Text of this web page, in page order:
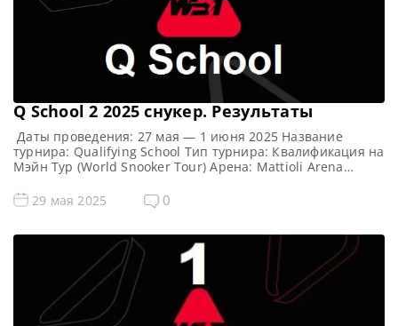
Q School 2 2025 cнукер. Результаты
Даты проведения: 27 мая — 1 июня 2025 Название
турнира: Qualifying School Тип турнира: Квалификация на
Мэйн Тур (World Snooker Tour) Арена: Mattioli Arena
Лестер, Англия, Великобритания Примечание: Всего
будет разыграно восемь карт World Snooker Tour, а
получат место в Мэйн Туре […]
29 мая 2025 0